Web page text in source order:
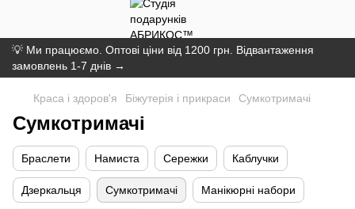
💡 Ми працюємо. Оптові ціни від 1200 грн. Відвантаження
замовлень 1-7 днів →
Краса і здоров'я Біжутерія і прикраси Сумкотримачі
Сумкотримачі
Браслети Намиста Сережки Каблучки
Дзеркальця Сумкотримачі Манікюрні набори